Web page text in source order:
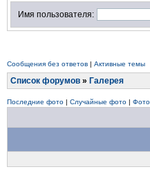
Имя пользователя:
Сообщения без ответов | Активные темы
Список форумов » Галерея
Последние фото | Случайные фото |